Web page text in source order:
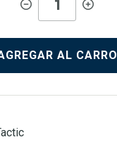
AL CARRO